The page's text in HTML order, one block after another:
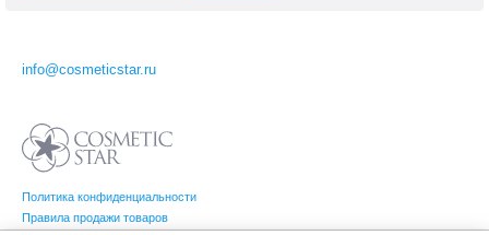
Политика конфиденциальности
Правила продажи товаров
info@cosmeticstar.ru